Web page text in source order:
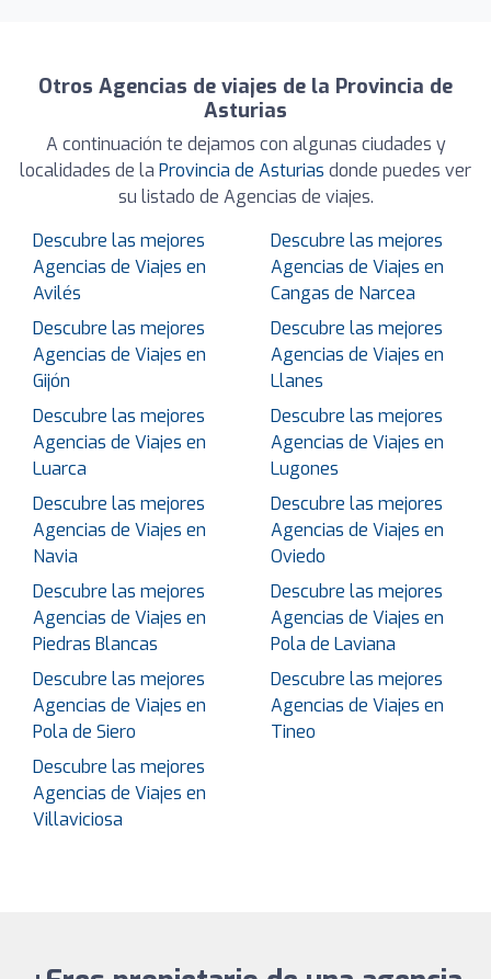
Otros Agencias de viajes de la Provincia de
Asturias
A continuación te dejamos con algunas ciudades y
localidades de la Provincia de Asturias donde puedes ver
su listado de Agencias de viajes.
Descubre las mejores
Agencias de Viajes en
Avilés
Descubre las mejores
Agencias de Viajes en
Cangas de Narcea
Descubre las mejores
Agencias de Viajes en
Gijón
Descubre las mejores
Agencias de Viajes en
Llanes
Descubre las mejores
Agencias de Viajes en
Luarca
Descubre las mejores
Agencias de Viajes en
Lugones
Descubre las mejores
Agencias de Viajes en
Navia
Descubre las mejores
Agencias de Viajes en
Oviedo
Descubre las mejores
Agencias de Viajes en
Piedras Blancas
Descubre las mejores
Agencias de Viajes en
Pola de Laviana
Descubre las mejores
Agencias de Viajes en
Pola de Siero
Descubre las mejores
Agencias de Viajes en
Tineo
Descubre las mejores
Agencias de Viajes en
Villaviciosa